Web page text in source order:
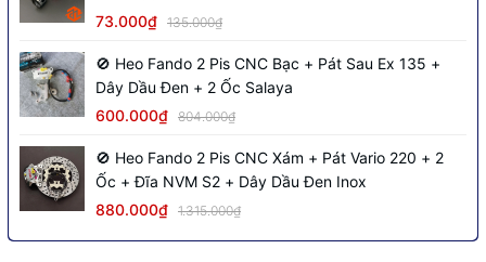
73.000₫ 135.000₫
🚫 Heo Fando 2 Pis CNC Bạc + Pát Sau Ex 135 +
Dây Dầu Đen + 2 Ốc Salaya
600.000₫ 804.000₫
🚫 Heo Fando 2 Pis CNC Xám + Pát Vario 220 + 2
Ốc + Đĩa NVM S2 + Dây Dầu Đen Inox
880.000₫ 1.315.000₫